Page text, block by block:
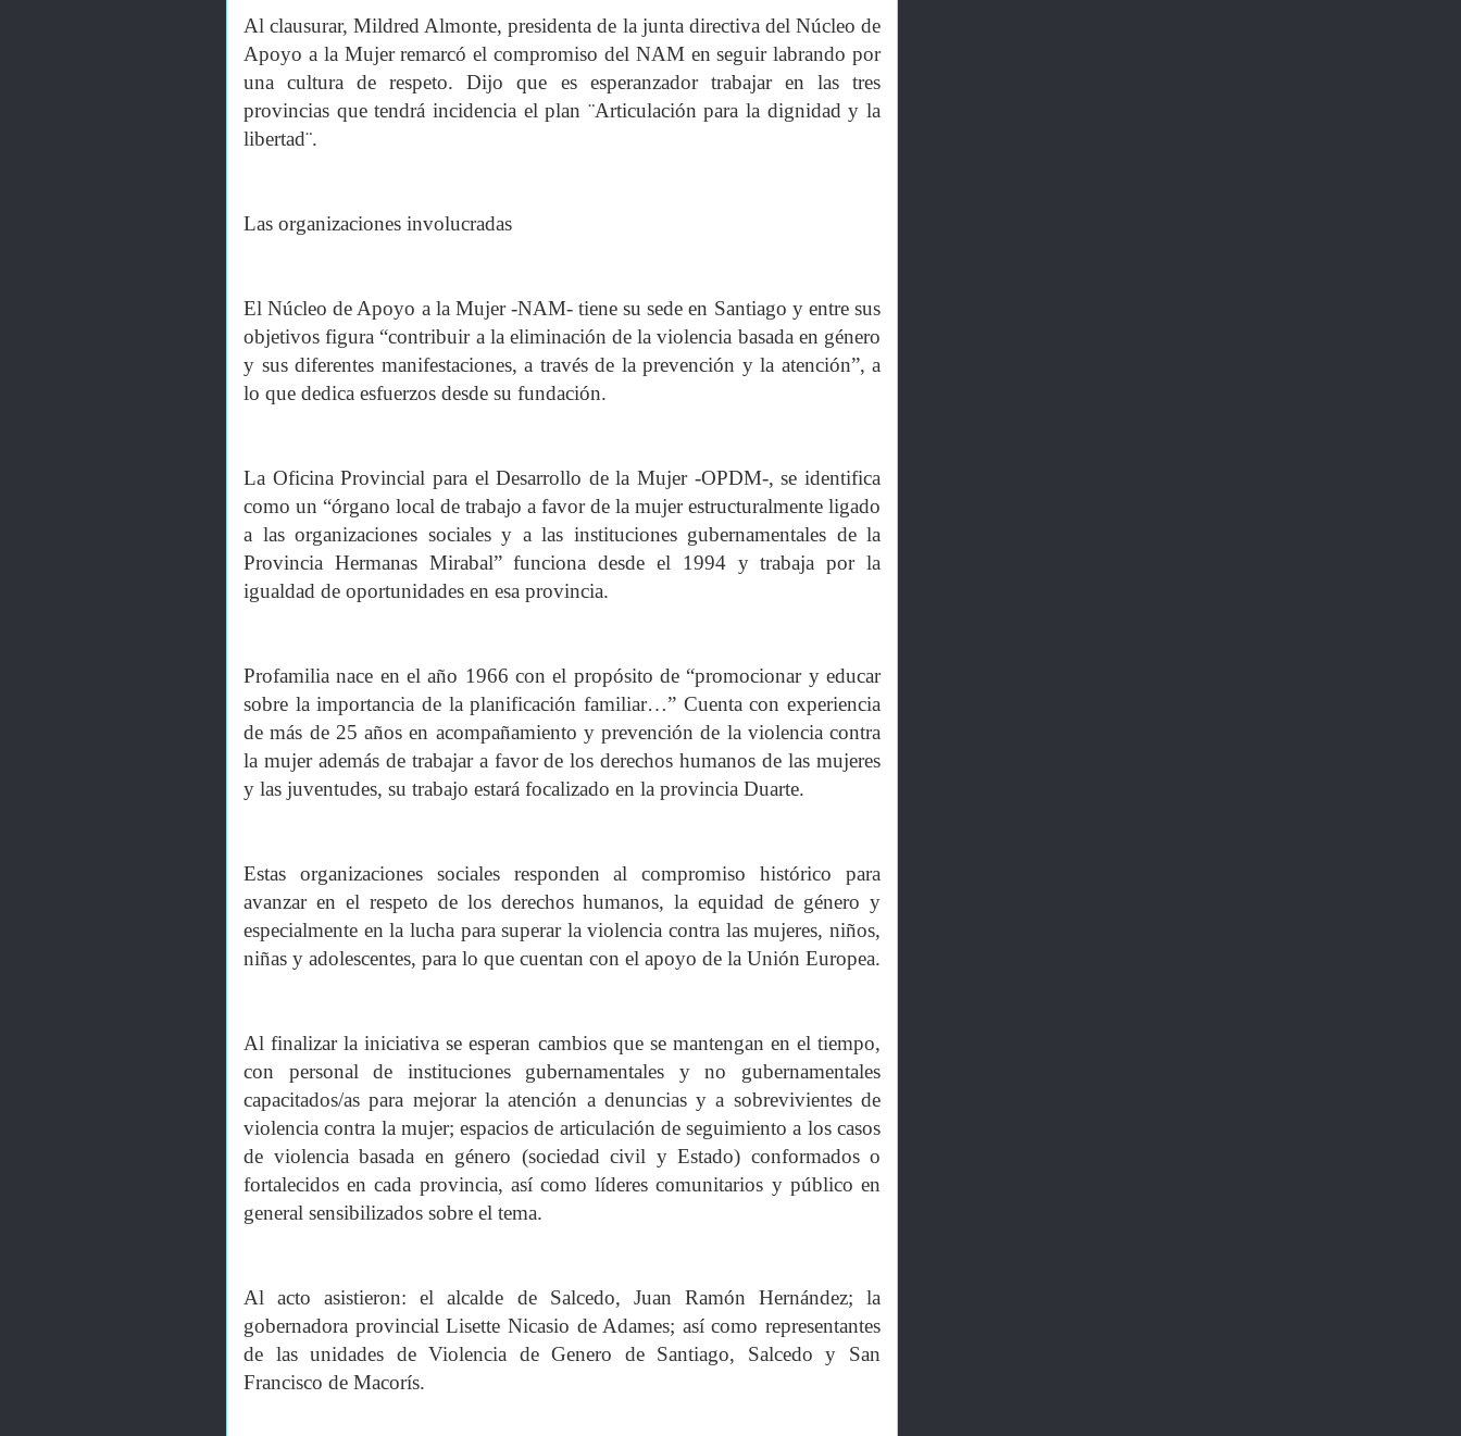
Al clausurar, Mildred Almonte, presidenta de la junta directiva del Núcleo de
Apoyo a la Mujer remarcó el compromiso del NAM en seguir labrando por
una cultura de respeto. Dijo que es esperanzador trabajar en las tres
provincias que tendrá incidencia el plan ¨Articulación para la dignidad y la
libertad¨.
Las organizaciones involucradas
El Núcleo de Apoyo a la Mujer -NAM- tiene su sede en Santiago y entre sus
objetivos figura “contribuir a la eliminación de la violencia basada en género
y sus diferentes manifestaciones, a través de la prevención y la atención”, a
lo que dedica esfuerzos desde su fundación.
La Oficina Provincial para el Desarrollo de la Mujer -OPDM-, se identifica
como un “órgano local de trabajo a favor de la mujer estructuralmente ligado
a las organizaciones sociales y a las instituciones gubernamentales de la
Provincia Hermanas Mirabal” funciona desde el 1994 y trabaja por la
igualdad de oportunidades en esa provincia.
Profamilia nace en el año 1966 con el propósito de “promocionar y educar
sobre la importancia de la planificación familiar…” Cuenta con experiencia
de más de 25 años en acompañamiento y prevención de la violencia contra
la mujer además de trabajar a favor de los derechos humanos de las mujeres
y las juventudes, su trabajo estará focalizado en la provincia Duarte.
Estas organizaciones sociales responden al compromiso histórico para
avanzar en el respeto de los derechos humanos, la equidad de género y
especialmente en la lucha para superar la violencia contra las mujeres, niños,
niñas y adolescentes, para lo que cuentan con el apoyo de la Unión Europea.
Al finalizar la iniciativa se esperan cambios que se mantengan en el tiempo,
con personal de instituciones gubernamentales y no gubernamentales
capacitados/as para mejorar la atención a denuncias y a sobrevivientes de
violencia contra la mujer; espacios de articulación de seguimiento a los casos
de violencia basada en género (sociedad civil y Estado) conformados o
fortalecidos en cada provincia, así como líderes comunitarios y público en
general sensibilizados sobre el tema.
Al acto asistieron: el alcalde de Salcedo, Juan Ramón Hernández; la
gobernadora provincial Lisette Nicasio de Adames; así como representantes
de las unidades de Violencia de Genero de Santiago, Salcedo y San
Francisco de Macorís.